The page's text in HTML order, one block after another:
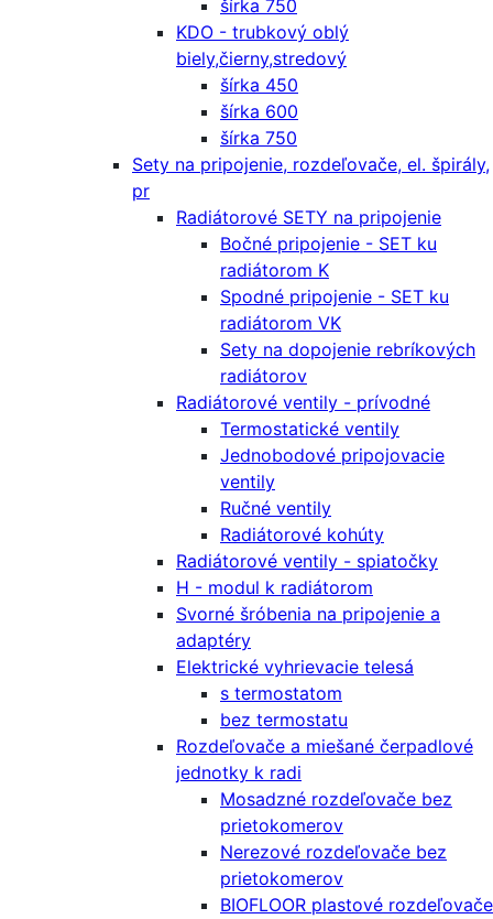
šírka 750
KDO - trubkový oblý
biely,čierny,stredový
šírka 450
šírka 600
šírka 750
Sety na pripojenie, rozdeľovače, el. špirály,
pr
Radiátorové SETY na pripojenie
Bočné pripojenie - SET ku
radiátorom K
Spodné pripojenie - SET ku
radiátorom VK
Sety na dopojenie rebríkových
radiátorov
Radiátorové ventily - prívodné
Termostatické ventily
Jednobodové pripojovacie
ventily
Ručné ventily
Radiátorové kohúty
Radiátorové ventily - spiatočky
H - modul k radiátorom
Svorné šróbenia na pripojenie a
adaptéry
Elektrické vyhrievacie telesá
s termostatom
bez termostatu
Rozdeľovače a miešané čerpadlové
jednotky k radi
Mosadzné rozdeľovače bez
prietokomerov
Nerezové rozdeľovače bez
prietokomerov
BIOFLOOR plastové rozdeľovače